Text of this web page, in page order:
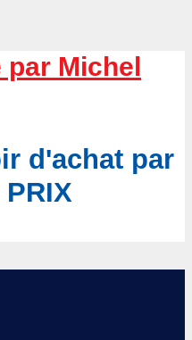
par Michel
d'achat par
PRIX